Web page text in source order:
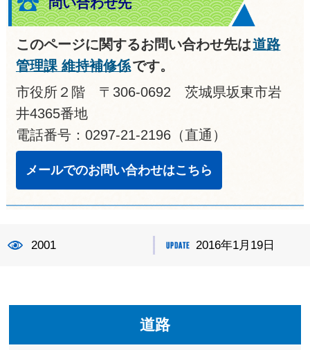
このページに関するお問い合わせ先は道路
管理課 維持補修係です。
市役所２階 〒306-0692 茨城県坂東市岩
井4365番地
電話番号：0297-21-2196（直通）
メールでのお問い合わせはこちら
2001 2016年1月19日
道路